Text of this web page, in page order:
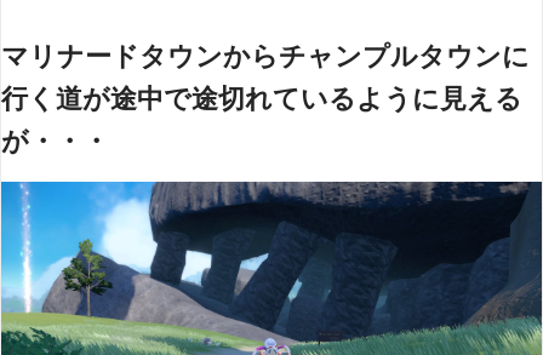
マリナードタウンからチャンプルタウンに
行く道が途中で途切れているように見える
が・・・